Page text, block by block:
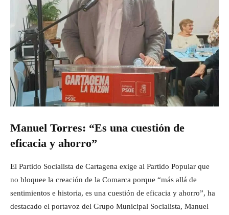
Manuel Torres: “Es una cuestión de
eficacia y ahorro”
El Partido Socialista de Cartagena exige al Partido Popular que
no bloquee la creación de la Comarca porque “más allá de
sentimientos e historia, es una cuestión de eficacia y ahorro”, ha
destacado el portavoz del Grupo Municipal Socialista, Manuel